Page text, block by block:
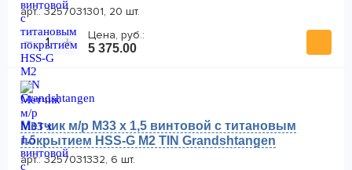
арт.: 3257031301, 20 шт.
− +
Цена, руб.:
5 375.00
Метчик м/р М33 х 1,5 винтовой с титановым
покрытием HSS-G M2 TIN Grandshtangen
арт.: 3257031332, 6 шт.